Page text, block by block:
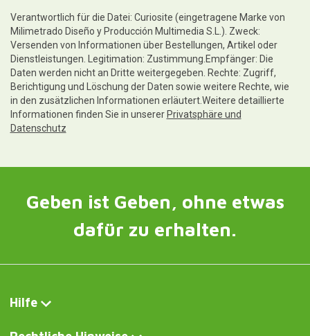
Verantwortlich für die Datei: Curiosite (eingetragene Marke von
Milimetrado Diseño y Producción Multimedia S.L.). Zweck:
Versenden von Informationen über Bestellungen, Artikel oder
Dienstleistungen. Legitimation: Zustimmung.Empfänger: Die
Daten werden nicht an Dritte weitergegeben. Rechte: Zugriff,
Berichtigung und Löschung der Daten sowie weitere Rechte, wie
in den zusätzlichen Informationen erläutert.Weitere detaillierte
Informationen finden Sie in unserer Privatsphäre und
Datenschutz
Geben ist Geben, ohne etwas
dafür zu erhalten.
Hilfe